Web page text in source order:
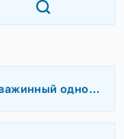
Компрессор скважинный одноцилиндровый